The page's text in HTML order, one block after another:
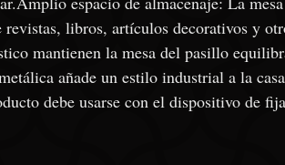
libros, artículos decorativos y
mantienen la mesa del pasillo
añade un estilo industrial a la
debe usarse con el dispositivo de